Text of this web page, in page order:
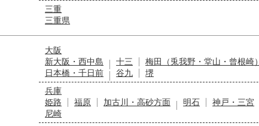
三重
三重県
大阪
新大阪・西中島
十三 梅田（兎我野・堂山・曾根崎）
日本橋・千日前
谷九
堺
兵庫
姫路
福原 加古川・高砂方面 明石 神戸・三宮
尼崎